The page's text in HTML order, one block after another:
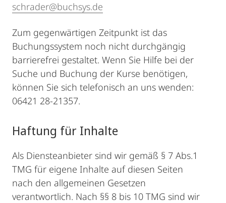
schrader@buchsys.de
Zum gegenwärtigen Zeitpunkt ist das
Buchungssystem noch nicht durchgängig
barrierefrei gestaltet. Wenn Sie Hilfe bei der
Suche und Buchung der Kurse benötigen,
können Sie sich telefonisch an uns wenden:
06421 28-21357.
Haftung für Inhalte
Als Diensteanbieter sind wir gemäß § 7 Abs.1
TMG für eigene Inhalte auf diesen Seiten
nach den allgemeinen Gesetzen
verantwortlich. Nach §§ 8 bis 10 TMG sind wir